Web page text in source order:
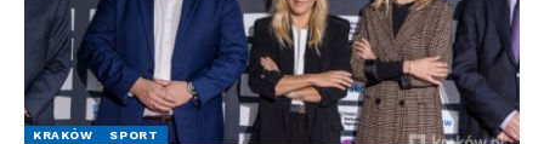
KRAKÓW SPORT